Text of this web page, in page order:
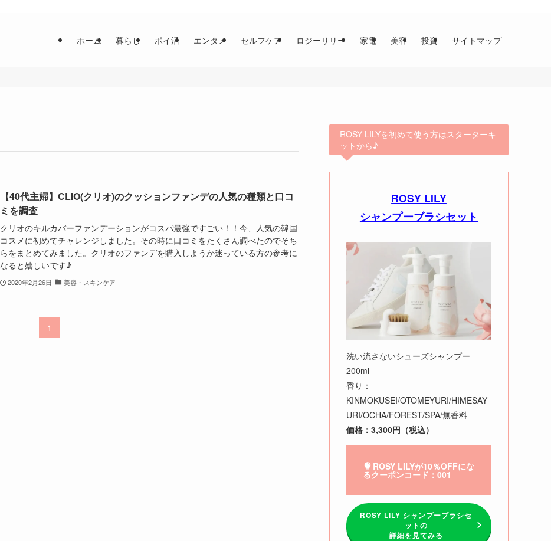
ホーム 暮らし ポイ活 エンタメ セルフケア ロジーリリー 家電 美容 投資 サイトマップ
【40代主婦】CLIO(クリオ)のクッションファンデの人気の種類と口コ
ミを調査
クリオのキルカバーファンデーションがコスパ最強ですごい！！今、人気の韓国
コスメに初めてチャレンジしました。その時に口コミをたくさん調べたのでそち
らをまとめてみました。クリオのファンデを購入しようか迷っている方の参考に
なると嬉しいです♪
2020年2月26日 美容・スキンケア
1
ROSY LILYを初めて使う方はスターターキ
ットから♪
ROSY LILY
シャンプーブラシセット
洗い流さないシューズシャンプー
200ml
香り：
KINMOKUSEI/OTOMEYURI/HIMESAY
URI/OCHA/FOREST/SPA/無香料
価格：3,300円（税込）
ROSY LILYが10％OFFにな
るクーポンコード：001
ROSY LILY シャンプーブラシセ
ットの
詳細を見てみる